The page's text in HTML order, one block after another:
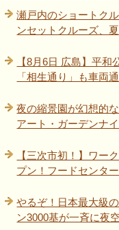
瀬戸内のショートク
ンセットクルーズ、
【8月6日 広島】平
「相生通り」も車両
夜の縮景園が幻想的
アート・ガーデンナ
【三次市初！】ワー
プン！フードセンタ
やるぞ！日本最大級
ン3000基が一斉に夜